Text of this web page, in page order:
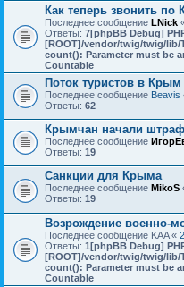
Как теперь звонить
Последнее сообщение LNick
Ответы: 7[phpBB Debug]
[ROOT]/vendor/twig/twig/lib/
count(): Parameter must be
Countable
Поток туристов в Крым
Последнее сообщение Beavis
Ответы: 62
Крымчан начали
Последнее сообщение
Ответы: 19
Санкции для Крыма
Последнее сообщение MikoS
Ответы: 19
Возрождение военно-
Последнее сообщение KAA«
Ответы: 1[phpBB Debug]
[ROOT]/vendor/twig/twig/lib/
count(): Parameter must be
Countable